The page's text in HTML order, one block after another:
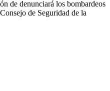
de denunciará los bombardeos
de Seguridad de la